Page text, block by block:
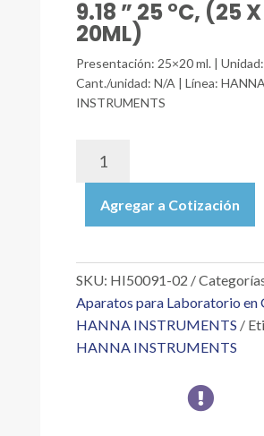
9.18 ” 25 °C, (25 X
20ML)
Presentación: 25×20 ml. |
Cant./unidad: N/A | Línea: HANNA
INSTRUMENTS
SOBRES
DE
TÉCNICA
CALIBRACIÓN
PH
9.18
Agregar a Cotización
SKU: HI50091-02
Aparatos para Laboratorio en
HANNA INSTRUMENTS
HANNA INSTRUMENTS
